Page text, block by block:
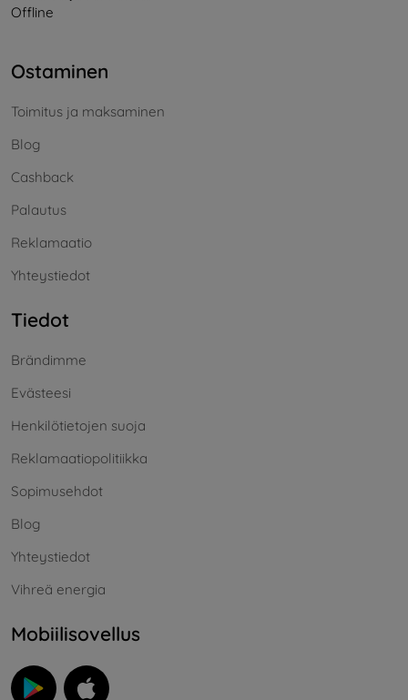
Offline
Ostaminen
Toimitus ja maksaminen
Blog
Cashback
Palautus
Reklamaatio
Yhteystiedot
Tiedot
Brändimme
Evästeesi
Henkilötietojen suoja
Reklamaatiopolitiikka
Sopimusehdot
Blog
Yhteystiedot
Vihreä energia
Mobiilisovellus